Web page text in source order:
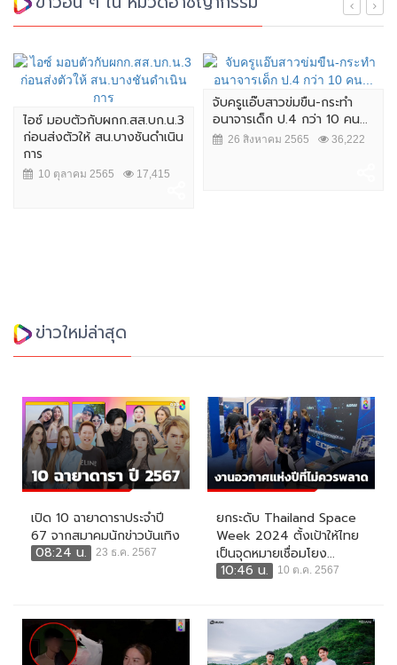
ไอซ์ มอบตัวกับผกก.สส.บก.น.3
ก่อนส่งตัวให้ สน.บางชันดำเนิน
การ
10 ตุลาคม 2565 17,415
จับครูแอ๊บสาวข่มขืน-กระทำ
อนาจารเด็ก ป.4 กว่า 10 คน...
26 สิงหาคม 2565 36,222
ข่าวใหม่ล่าสุด
เปิด 10 ฉายาดาราประจำปี
67 จากสมาคมนักข่าวบันเทิง
08:24 น.
23 ธ.ค. 2567
ยกระดับ Thailand Space
Week 2024 ตั้งเป้าให้ไทย
เป็นจุดหมายเชื่อมโยง...
10:46 น.
10 ต.ค. 2567